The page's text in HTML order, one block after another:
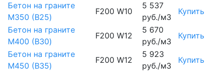
Бетон на граните
М350 (B25)
F200 W10
5 537
руб./м3
Купить
Бетон на граните
М400 (B30)
F200 W12
5 670
руб./м3
Купить
Бетон на граните
М450 (B35)
F200 W12
5 923
руб./м3
Купить